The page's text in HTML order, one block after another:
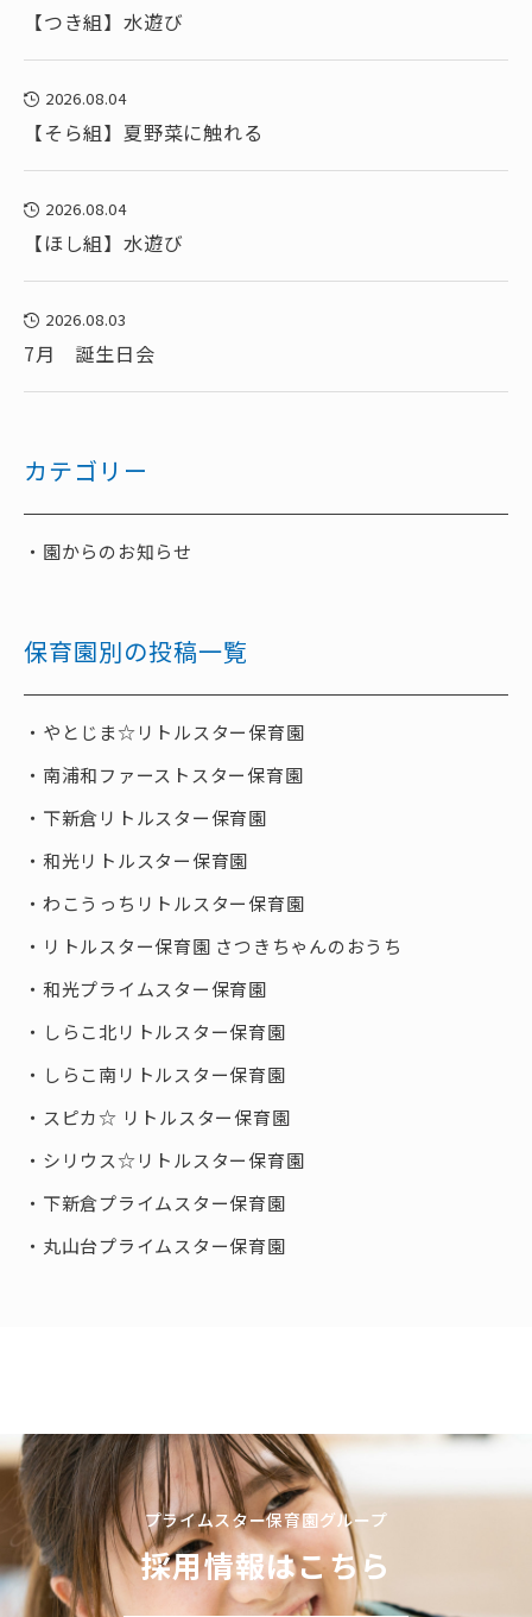
【つき組】水遊び
2026.08.04
【そら組】夏野菜に触れる
2026.08.04
【ほし組】水遊び
2026.08.03
7月 誕生日会
カテゴリー
園からのお知らせ
保育園別の投稿一覧
やとじま☆リトルスター保育園
南浦和ファーストスター保育園
下新倉リトルスター保育園
和光リトルスター保育園
わこうっちリトルスター保育園
リトルスター保育園 さつきちゃんのおうち
和光プライムスター保育園
しらこ北リトルスター保育園
しらこ南リトルスター保育園
スピカ☆ リトルスター保育園
シリウス☆リトルスター保育園
下新倉プライムスター保育園
丸山台プライムスター保育園
プライムスター保育園グループ
採用情報はこちら